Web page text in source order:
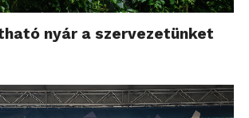
nyár a szervezetünket